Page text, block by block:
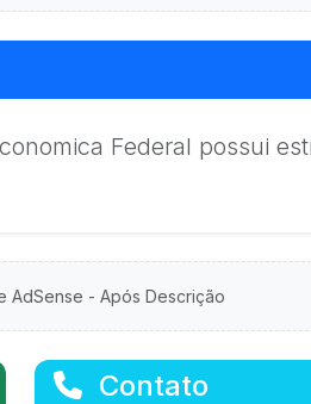
Federal possui
AdSense - Após Descrição
Contato